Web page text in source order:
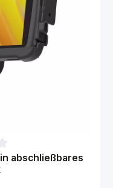
von 5 Sternen
abschließbares